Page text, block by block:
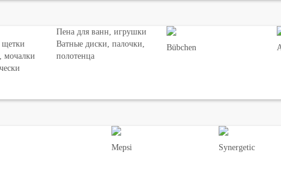
щетки
мочалки
Пена для ванн, игрушки
Ватные диски, палочки,
полотенца
Bübchen
Mepsi Synergetic